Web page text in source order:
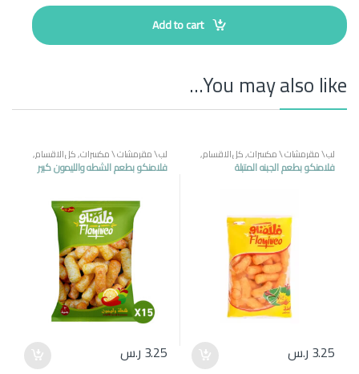
t
i
Add to cart
You may also like…
لب \ مقرمشات \ مكسرات,كل الاقسام,
منتجات مصرية
فلامنكو بطعم الجبنه المتبلة
3.25 ر.س
لب \ مقرمشات \ مكسرات,كل الاقسام,
منتجات مصرية
فلامنكو بطعم الشطه والليمون كبير
3.25 ر.س